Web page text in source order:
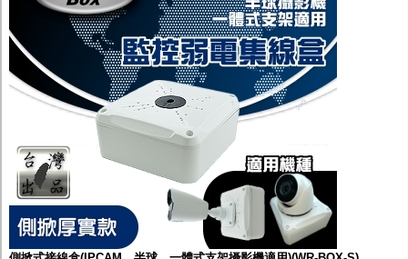
客訂商品